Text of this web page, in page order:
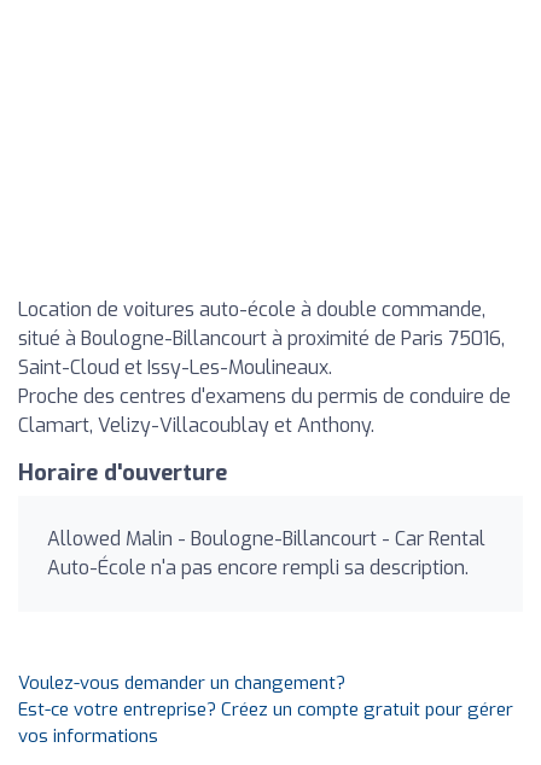
Location de voitures auto-école à double commande,
situé à Boulogne-Billancourt à proximité de Paris 75016,
Saint-Cloud et Issy-Les-Moulineaux.
Proche des centres d'examens du permis de conduire de
Clamart, Velizy-Villacoublay et Anthony.
Horaire d'ouverture
Allowed Malin - Boulogne-Billancourt - Car Rental
Auto-École n'a pas encore rempli sa description.
Voulez-vous demander un changement?
Est-ce votre entreprise? Créez un compte gratuit pour gérer
vos informations